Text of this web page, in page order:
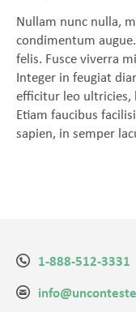
Nullam nunc nulla,
condimentum
felis. Fusce viverra
Integer in feugiat
efficitur leo ultricies,
Etiam faucibus
sapien, in semper
1-888-512-3331